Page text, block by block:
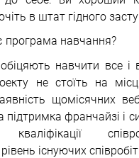
в штат гідного
програма навчання?
навчити все
не стоїть на
щомісячних
підтримка франчайзі і
кваліфікації
існуючих